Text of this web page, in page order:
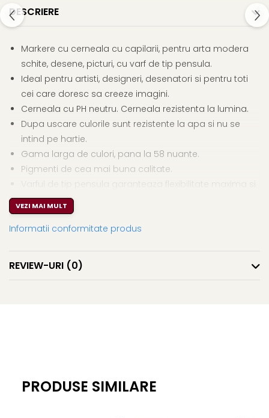
DESCRIERE
Markere cu cerneala cu capilarii, pentru arta modera
schite, desene, picturi, cu varf de tip pensula.
Ideal pentru artisti, designeri, desenatori si pentru toti
cei care doresc sa creeze imagini.
Cerneala cu PH neutru. Cerneala rezistenta la lumina.
Dupa uscare culorile sunt rezistente la apa si nu se
intind pe hartie.
Gama larga de culori, pana la 58 nuante.
Pigmenti de cea mai buna calitate.
Varful de tip pensula garanteaza flexibilitate maxima si
un nivel optim al fluxului de cerneala.
VEZI MAI MULT
Informatii conformitate produs
REVIEW-URI (0)
PRODUSE SIMILARE